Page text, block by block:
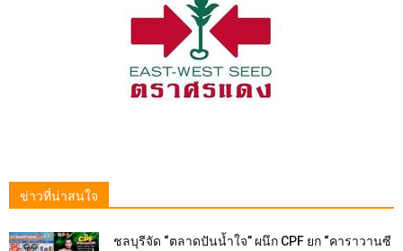
ข่าวที่น่าสนใจ
ชลบุรีจัด “ตลาดปันน้ำใจ” ผนึก CPF ยก “คาราวานซี